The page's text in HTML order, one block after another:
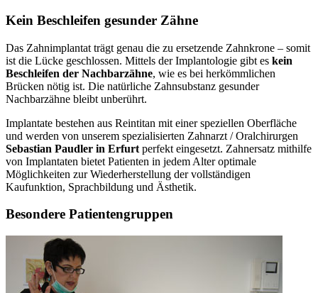
Kein Beschleifen gesunder Zähne
Das Zahnimplantat trägt genau die zu ersetzende Zahnkrone – somit
ist die Lücke geschlossen. Mittels der Implantologie gibt es kein
Beschleifen der Nachbarzähne, wie es bei herkömmlichen
Brücken nötig ist. Die natürliche Zahnsubstanz gesunder
Nachbarzähne bleibt unberührt.
Implantate bestehen aus Reintitan mit einer speziellen Oberfläche
und werden von unserem spezialisierten Zahnarzt / Oralchirurgen
Sebastian Paudler in Erfurt perfekt eingesetzt. Zahnersatz mithilfe
von Implantaten bietet Patienten in jedem Alter optimale
Möglichkeiten zur Wiederherstellung der vollständigen
Kaufunktion, Sprachbildung und Ästhetik.
Besondere Patientengruppen